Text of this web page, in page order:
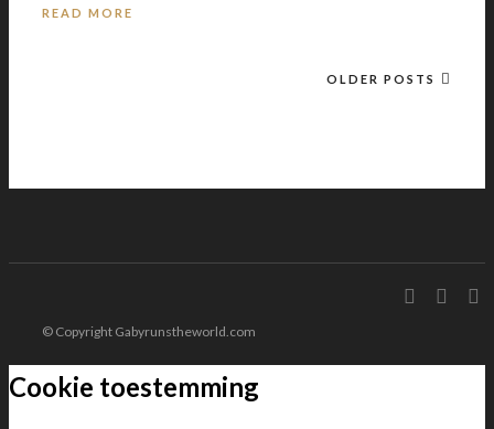
READ MORE
OLDER POSTS
© Copyright Gabyrunstheworld.com